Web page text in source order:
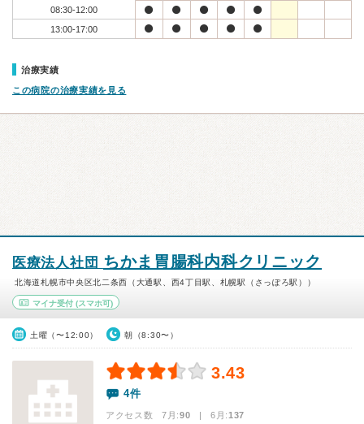
08:30-12:00
13:00-17:00
治療実績
この病院の治療実績を見る
医療法人社団 ちかま胃腸科内科クリニック
北海道札幌市中央区北二条西（大通駅、西4丁目駅、札幌駅（さっぽろ駅））
マイナ受付 (スマホ可)
土曜（〜12:00） 朝（8:30〜）
3.43
4件
アクセス数 7月:90 | 6月:137